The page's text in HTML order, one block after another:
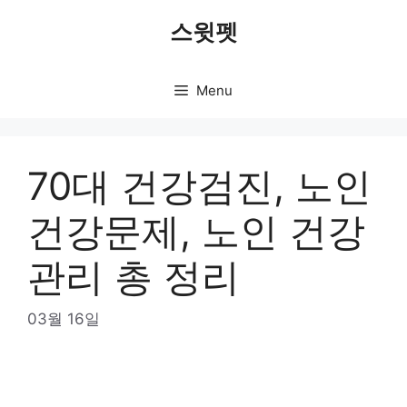
스윗펫
Menu
70대 건강검진, 노인
건강문제, 노인 건강
관리 총 정리
03월 16일